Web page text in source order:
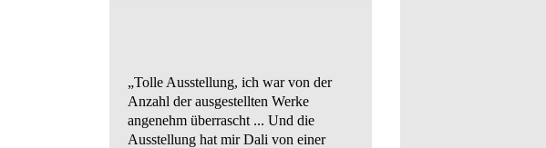
„Tolle Ausstellung, ich war von der
Anzahl der ausgestellten Werke
angenehm überrascht ... Und die
Ausstellung hat mir Dali von einer